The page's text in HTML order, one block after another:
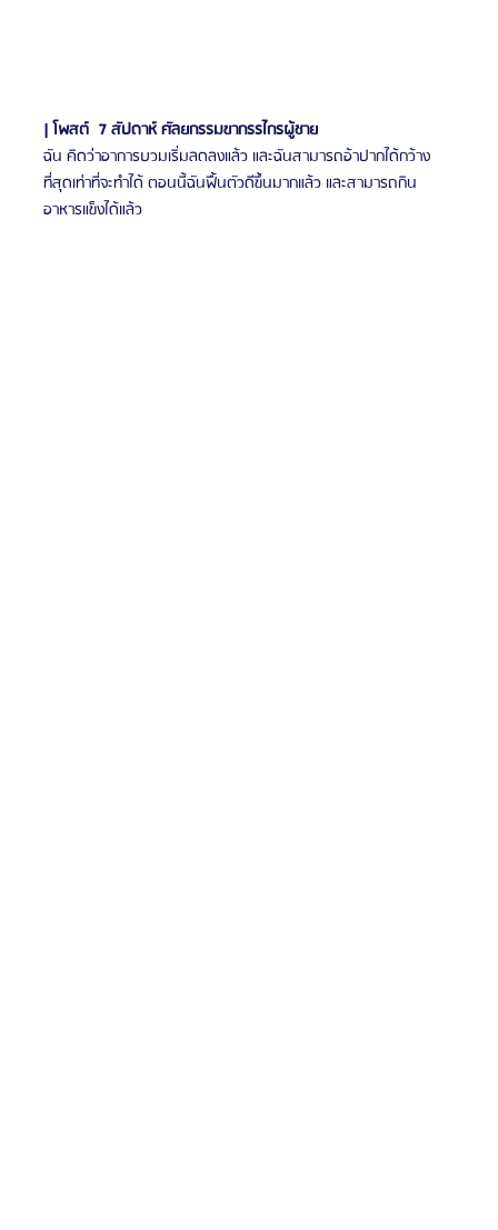
| โพสต์  7 สัปดาห์ ศัลยกรรมขากรรไกรผู้ชาย
ฉัน คิดว่าอาการบวมเริ่มลดลงแล้ว และฉันสามารถอ้าปากได้กว้าง
ที่สุดเท่าที่จะทำได้ ตอนนี้ฉันฟื้นตัวดีขึ้นมากแล้ว และสามารถกิน
อาหารแข็งได้แล้ว